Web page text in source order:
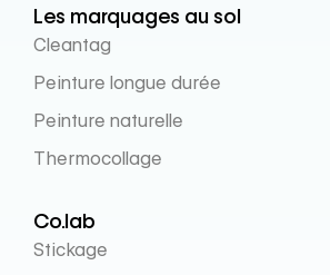
Les marquages au sol
Cleantag
Peinture longue durée
Peinture naturelle
Thermocollage
Co.lab
Stickage